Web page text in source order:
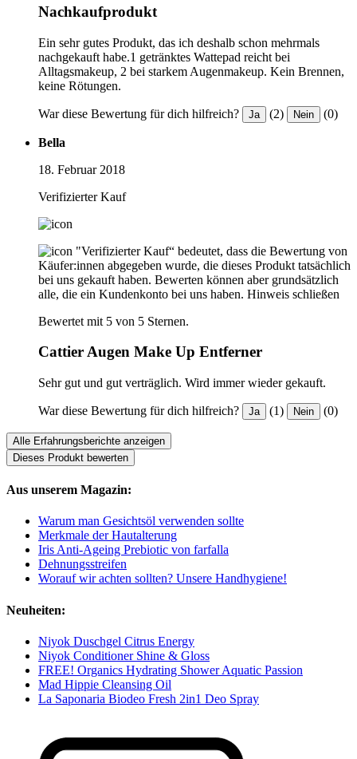
Nachkaufprodukt
Ein sehr gutes Produkt, das ich deshalb schon mehrmals
nachgekauft habe.1 getränktes Wattepad reicht bei
Alltagsmakeup, 2 bei starkem Augenmakeup. Kein Brennen,
keine Rötungen.
War diese Bewertung für dich hilfreich? Ja (2) Nein (0)
Bella
18. Februar 2018
Verifizierter Kauf
"Verifizierter Kauf“ bedeutet, dass die Bewertung von
Käufer:innen abgegeben wurde, die dieses Produkt tatsächlich
bei uns gekauft haben. Bewerten können aber grundsätzlich
alle, die ein Kundenkonto bei uns haben. Hinweis schließen
Bewertet mit 5 von 5 Sternen.
Cattier Augen Make Up Entferner
Sehr gut und gut verträglich. Wird immer wieder gekauft.
War diese Bewertung für dich hilfreich? Ja (1) Nein (0)
Alle Erfahrungsberichte anzeigen
Dieses Produkt bewerten
Aus unserem Magazin:
Warum man Gesichtsöl verwenden sollte
Merkmale der Hautalterung
Iris Anti-Ageing Prebiotic von farfalla
Dehnungsstreifen
Worauf wir achten sollten? Unsere Handhygiene!
Neuheiten:
Niyok Duschgel Citrus Energy
Niyok Conditioner Shine & Gloss
FREE! Organics Hydrating Shower Aquatic Passion
Mad Hippie Cleansing Oil
La Saponaria Biodeo Fresh 2in1 Deo Spray